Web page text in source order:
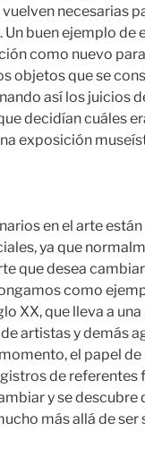
necesarias
buen ejemplo de
como nuevo
objetos que se
así los juicios
decidían cuáles
exposición
en el arte
ya que
que desea
como
XX, que lleva a
artistas y demás
el papel
de referentes
y se descubre
más allá de ser